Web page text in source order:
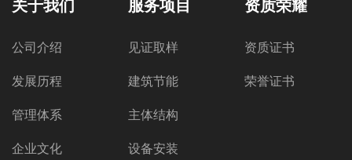
关于我们
公司介绍
发展历程
管理体系
企业文化
服务项目
见证取样
建筑节能
主体结构
设备安装
资质荣耀
资质证书
荣誉证书